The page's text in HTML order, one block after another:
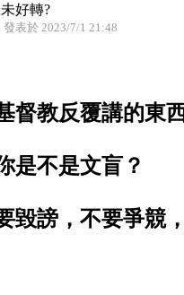
好轉?
發表於 2023/7/1 21:48
督教反覆講的東
是不是文盲？
毀謗，不要爭競